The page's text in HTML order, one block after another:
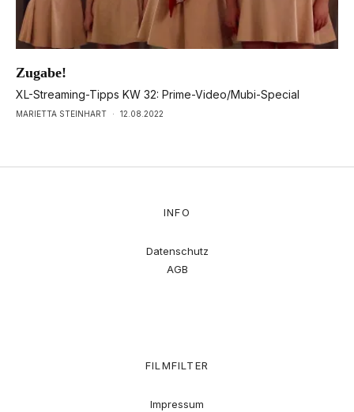
Zugabe!
XL-Streaming-Tipps KW 32: Prime-Video/Mubi-Special
MARIETTA STEINHART · 12.08.2022
INFO
Datenschutz
AGB
FILMFILTER
Impressum